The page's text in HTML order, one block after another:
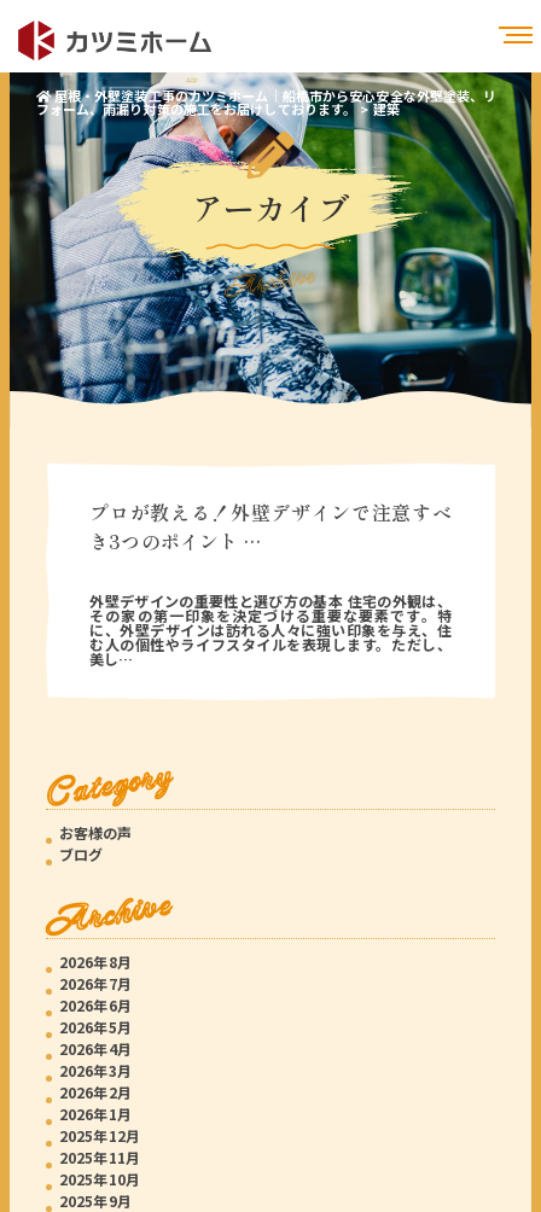
屋根・外壁塗装工事のカツミホーム｜船橋市から安心安全な外壁塗装、リ
フォーム、雨漏り対策の施工をお届けしております。>建築
アーカイブ
Archive
プロが教える！外壁デザインで注意すべ
き3つのポイント …
外壁デザインの重要性と選び方の基本 住宅の外観は、
その家の第一印象を決定づける重要な要素です。特
に、外壁デザインは訪れる人々に強い印象を与え、住
む人の個性やライフスタイルを表現します。ただし、
美し…
Category
お客様の声
ブログ
Archive
2026年8月
2026年7月
2026年6月
2026年5月
2026年4月
2026年3月
2026年2月
2026年1月
2025年12月
2025年11月
2025年10月
2025年9月